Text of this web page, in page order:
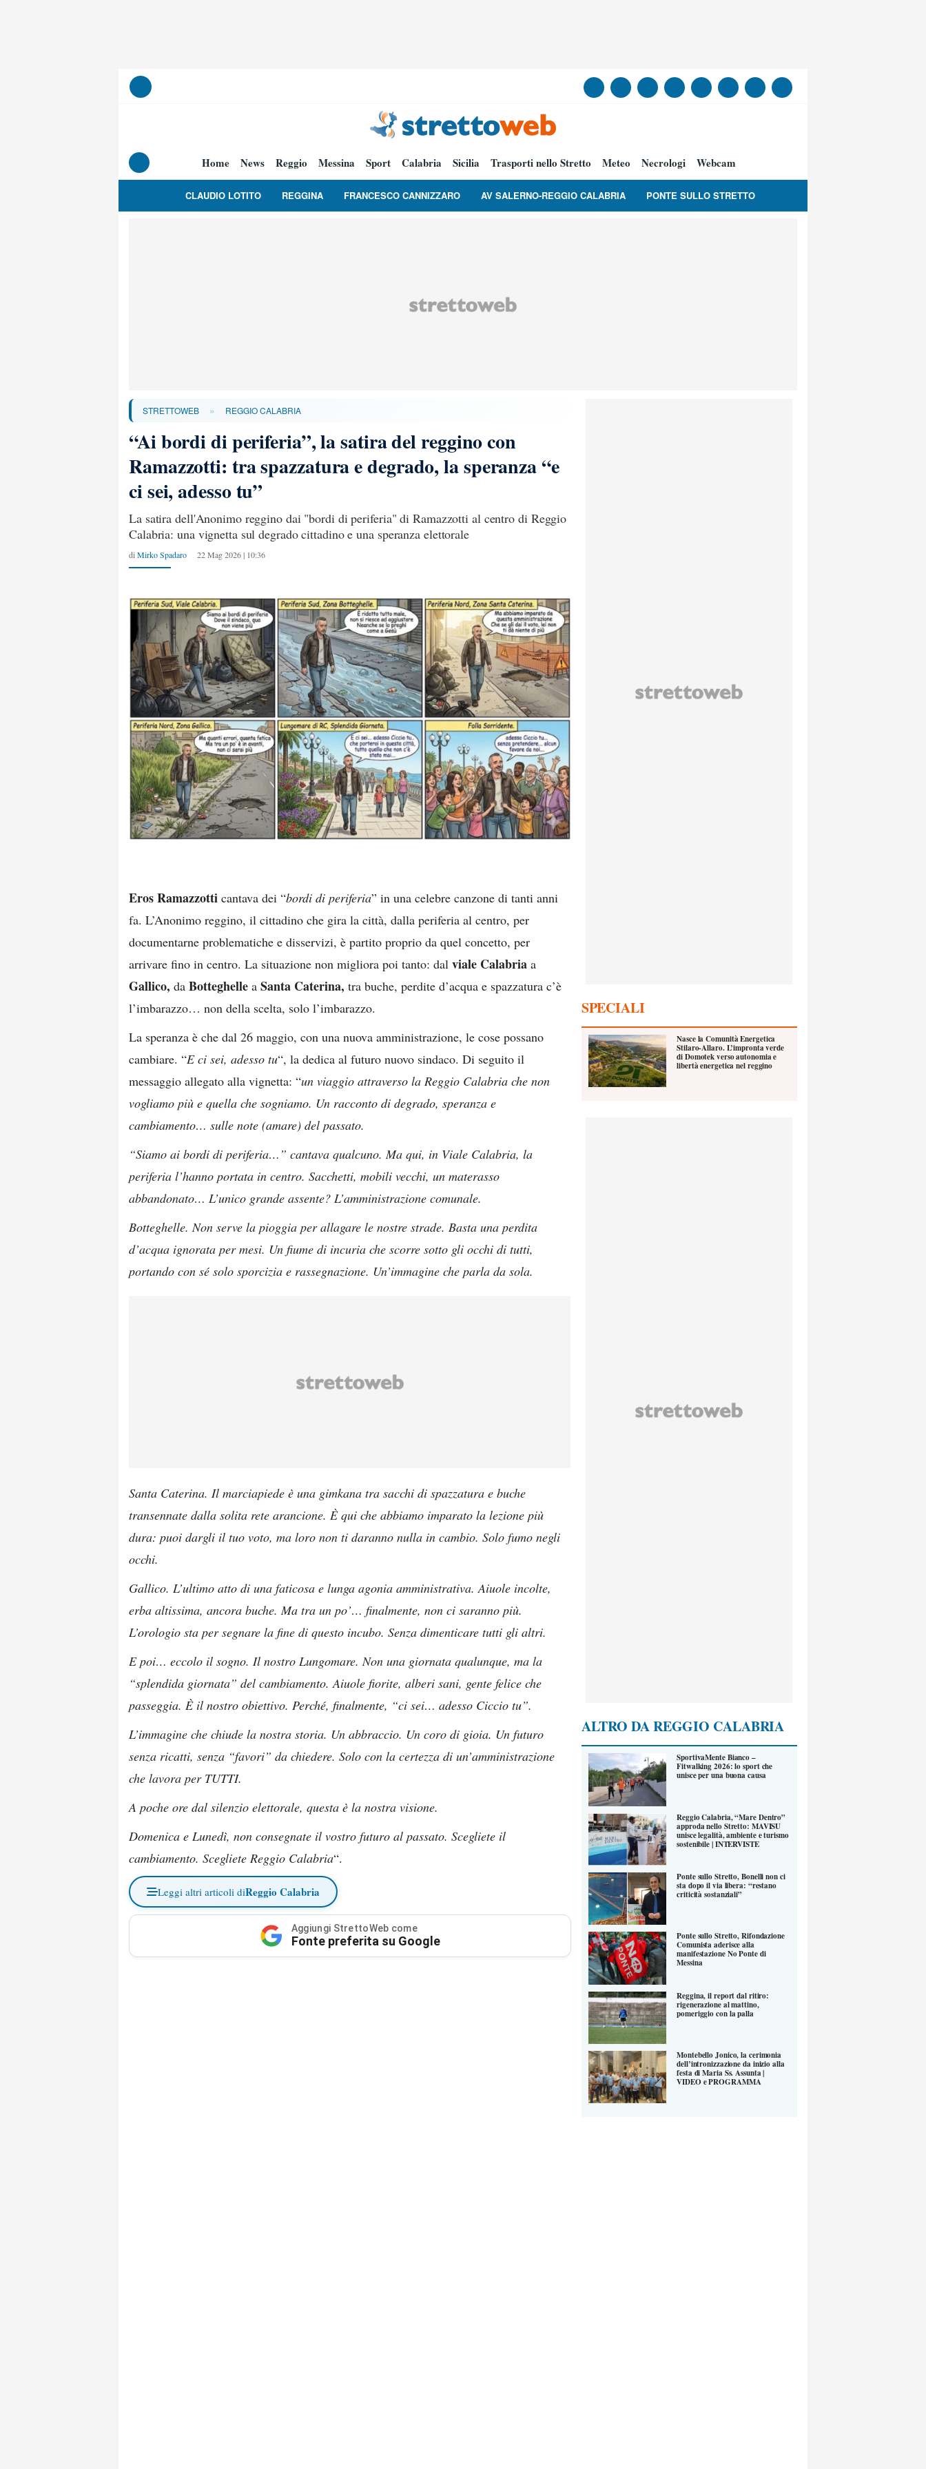
Home News Reggio Messina Sport Calabria Sicilia Trasporti nello Stretto Meteo Necrologi Webcam
CLAUDIO LOTITO REGGINA FRANCESCO CANNIZZARO AV SALERNO-REGGIO CALABRIA PONTE SULLO STRETTO
STRETTOWEB » REGGIO CALABRIA
“Ai bordi di periferia”, la satira del reggino con
Ramazzotti: tra spazzatura e degrado, la speranza “e
ci sei, adesso tu”
La satira dell'Anonimo reggino dai "bordi di periferia" di Ramazzotti al centro di Reggio
Calabria: una vignetta sul degrado cittadino e una speranza elettorale
di Mirko Spadaro 22 Mag 2026 | 10:36
Eros Ramazzotti cantava dei “bordi di periferia” in una celebre canzone di tanti anni
fa. L’Anonimo reggino, il cittadino che gira la città, dalla periferia al centro, per
documentarne problematiche e disservizi, è partito proprio da quel concetto, per
arrivare fino in centro. La situazione non migliora poi tanto: dal viale Calabria a
Gallico, da Botteghelle a Santa Caterina, tra buche, perdite d’acqua e spazzatura c’è
l’imbarazzo… non della scelta, solo l’imbarazzo.
La speranza è che dal 26 maggio, con una nuova amministrazione, le cose possano
cambiare. “E ci sei, adesso tu“, la dedica al futuro nuovo sindaco. Di seguito il
messaggio allegato alla vignetta: “un viaggio attraverso la Reggio Calabria che non
vogliamo più e quella che sogniamo. Un racconto di degrado, speranza e
cambiamento… sulle note (amare) del passato.
“Siamo ai bordi di periferia…” cantava qualcuno. Ma qui, in Viale Calabria, la
periferia l’hanno portata in centro. Sacchetti, mobili vecchi, un materasso
abbandonato… L’unico grande assente? L’amministrazione comunale.
Botteghelle. Non serve la pioggia per allagare le nostre strade. Basta una perdita
d’acqua ignorata per mesi. Un fiume di incuria che scorre sotto gli occhi di tutti,
portando con sé solo sporcizia e rassegnazione. Un’immagine che parla da sola.
Santa Caterina. Il marciapiede è una gimkana tra sacchi di spazzatura e buche
transennate dalla solita rete arancione. È qui che abbiamo imparato la lezione più
dura: puoi dargli il tuo voto, ma loro non ti daranno nulla in cambio. Solo fumo negli
occhi.
Gallico. L’ultimo atto di una faticosa e lunga agonia amministrativa. Aiuole incolte,
erba altissima, ancora buche. Ma tra un po’… finalmente, non ci saranno più.
L’orologio sta per segnare la fine di questo incubo. Senza dimenticare tutti gli altri.
E poi… eccolo il sogno. Il nostro Lungomare. Non una giornata qualunque, ma la
“splendida giornata” del cambiamento. Aiuole fiorite, alberi sani, gente felice che
passeggia. È il nostro obiettivo. Perché, finalmente, “ci sei… adesso Ciccio tu”.
L’immagine che chiude la nostra storia. Un abbraccio. Un coro di gioia. Un futuro
senza ricatti, senza “favori” da chiedere. Solo con la certezza di un’amministrazione
che lavora per TUTTI.
A poche ore dal silenzio elettorale, questa è la nostra visione.
Domenica e Lunedì, non consegnate il vostro futuro al passato. Scegliete il
cambiamento. Scegliete Reggio Calabria“.
Leggi altri articoli diReggio Calabria
Aggiungi StrettoWeb come
Fonte preferita su Google
SPECIALI
Nasce la Comunità Energetica
Stilaro-Allaro. L’impronta verde
di Domotek verso autonomia e
libertà energetica nel reggino
ALTRO DA REGGIO CALABRIA
SportivaMente Bianco –
Fitwalking 2026: lo sport che
unisce per una buona causa
Reggio Calabria, “Mare Dentro”
approda nello Stretto: MAVISU
unisce legalità, ambiente e turismo
sostenibile | INTERVISTE
Ponte sullo Stretto, Bonelli non ci
sta dopo il via libera: “restano
criticità sostanziali”
Ponte sullo Stretto, Rifondazione
Comunista aderisce alla
manifestazione No Ponte di
Messina
Reggina, il report dal ritiro:
rigenerazione al mattino,
pomeriggio con la palla
Montebello Jonico, la cerimonia
dell’intronizzazione da inizio alla
festa di Maria Ss. Assunta |
VIDEO e PROGRAMMA